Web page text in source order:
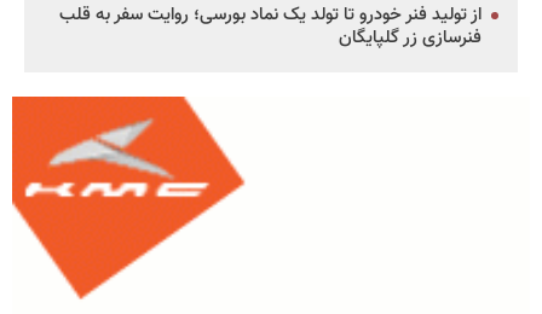
از تولید فنر خودرو تا تولد یک نماد بورسی؛ روایت سفر به قلب
فنرسازی زر گلپایگان